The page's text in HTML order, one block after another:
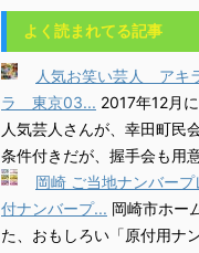
よく読まれてる記事
人気お笑い芸人 アキ
ラ 東京03... 2017年12月
人気芸人さんが、幸田町民
条件付きだが、握手会も用
岡崎 ご当地ナンバー
付ナンバープ... 岡崎市ホー
た、おもしろい「原付用ナ